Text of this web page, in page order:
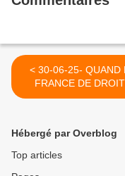
< 30-06-25- QUAND LA
FRANCE DE
(SARKO) OU DE
CONDAMNER LE
TERRORISME
Hébergé par Overblog
Top articles